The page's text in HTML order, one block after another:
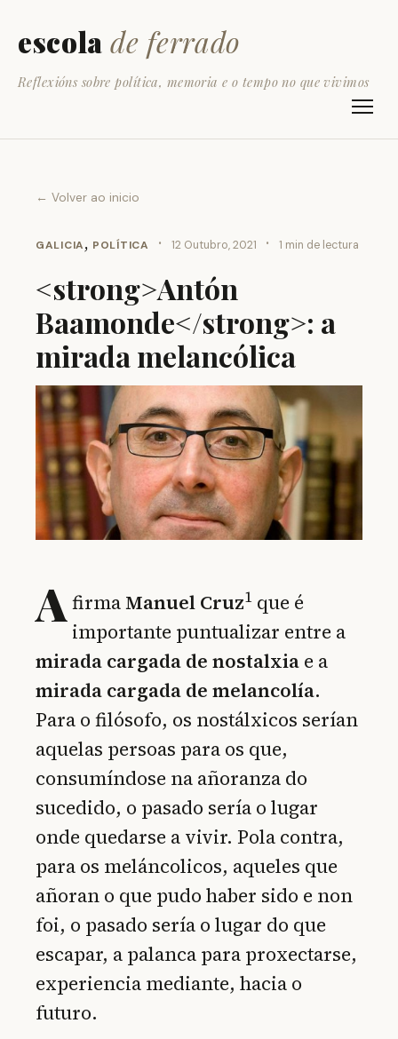
escola de ferrado
Reflexións sobre política, memoria e o tempo no que vivimos
← Volver ao inicio
GALICIA, POLÍTICA · 12 Outubro, 2021 · 1 min de lectura
<strong>Antón
Baamonde</strong>: a
mirada melancólica
AfirmaManuel Cruz1 que é
importante puntualizar entre a
mirada cargada de nostalxia e a
mirada cargada de melancolía.
Para o filósofo, os nostálxicos serían
aquelas persoas para os que,
consumíndose na añoranza do
sucedido, o pasado sería o lugar
onde quedarse a vivir. Pola contra,
para os meláncolicos, aqueles que
añoran o que pudo haber sido e non
foi, o pasado sería o lugar do que
escapar, a palanca para proxectarse,
experiencia mediante, hacia o
futuro.